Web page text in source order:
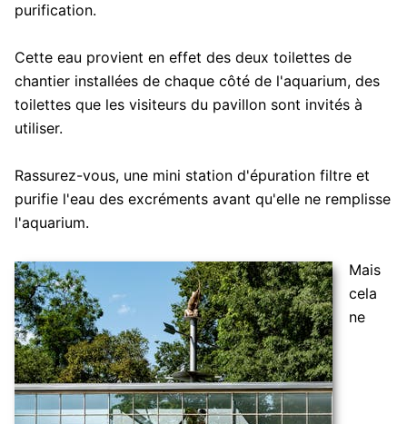
purification.
Cette eau provient en effet des deux toilettes de
chantier installées de chaque côté de l'aquarium, des
toilettes que les visiteurs du pavillon sont invités à
utiliser.
Rassurez-vous, une mini station d'épuration filtre et
purifie l'eau des excréments avant qu'elle ne remplisse
l'aquarium.
Mais
cela
ne